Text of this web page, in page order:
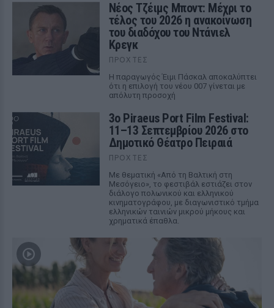
Νέος Τζέιμς Μποντ: Μέχρι το
τέλος του 2026 η ανακοίνωση
του διαδόχου του Ντάνιελ
Κρεγκ
ΠΡΟΧΤΈΣ
Η παραγωγός Έιμι Πάσκαλ αποκαλύπτει
ότι η επιλογή του νέου 007 γίνεται με
απόλυτη προσοχή
3ο Piraeus Port Film Festival:
11–13 Σεπτεμβρίου 2026 στο
Δημοτικό Θέατρο Πειραιά
ΠΡΟΧΤΈΣ
Με θεματική «Από τη Βαλτική στη
Μεσόγειο», το φεστιβάλ εστιάζει στον
διάλογο πολωνικού και ελληνικού
κινηματογράφου, με διαγωνιστικό τμήμα
ελληνικών ταινιών μικρού μήκους και
χρηματικά έπαθλα.